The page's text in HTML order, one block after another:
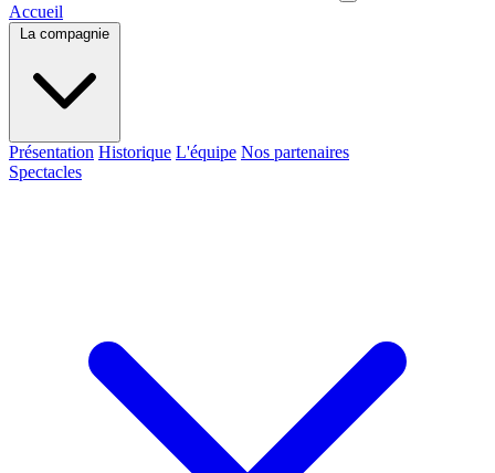
Accueil
La compagnie
Présentation Historique L'équipe Nos partenaires
Spectacles